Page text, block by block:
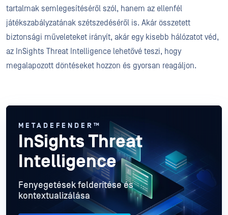
tartalmak semlegesítéséről szól, hanem az ellenfél
játékszabályzatának szétszedéséről is. Akár összetett
biztonsági műveleteket irányít, akár egy kisebb hálózatot véd,
az InSights Threat Intelligence lehetővé teszi, hogy
megalapozott döntéseket hozzon és gyorsan reagáljon.
METADEFENDER™
InSights Threat
Intelligence
Fenyegetések felderítése és
kontextualizálása